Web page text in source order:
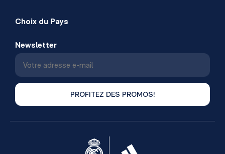
Choix du Pays
Newsletter
PROFITEZ DES PROMOS!